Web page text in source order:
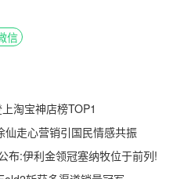
信
淘宝神店榜TOP1
走心营销引国民情感共振
布:伊利金领冠塞纳牧位于前列!